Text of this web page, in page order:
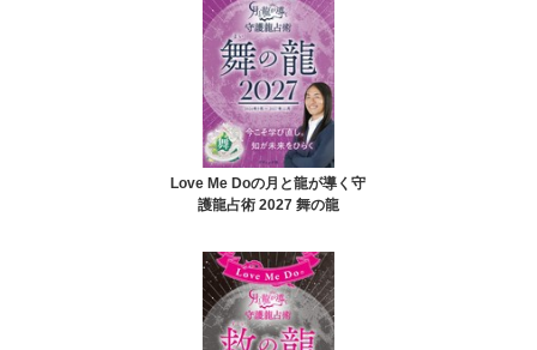
Love Me Doの月と龍が導く守
護龍占術 2027 舞の龍